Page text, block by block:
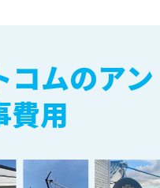
コムのアン
費用